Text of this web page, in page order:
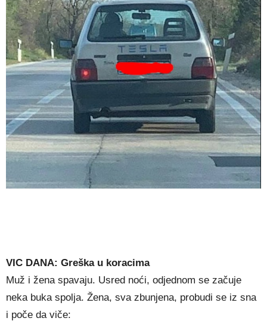
VIC DANA: Greška u koracima
Muž i žena spavaju. Usred noći, odjednom se začuje
neka buka spolja. Žena, sva zbunjena, probudi se iz sna
i poče da viče: